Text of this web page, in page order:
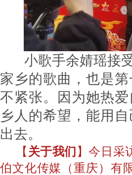
小歌手余婧瑶接受
家乡的歌曲，也是
不紧张。因为她热
乡人的希望，能用
出去。
【 关于我们 】今日采
伯文化传媒（重庆）有